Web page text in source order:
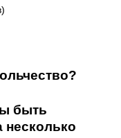
быть
несколько